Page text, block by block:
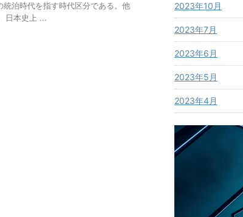
治時代を指す時代区分である。他
日本史上 ...
2023年10月
2023年7月
2023年6月
2023年5月
2023年4月